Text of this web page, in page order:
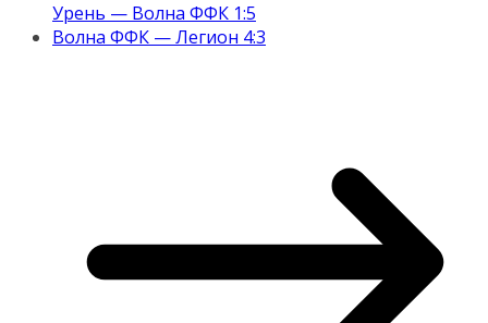
Урень — Волна ФФК 1:5
Волна ФФК — Легион 4:3